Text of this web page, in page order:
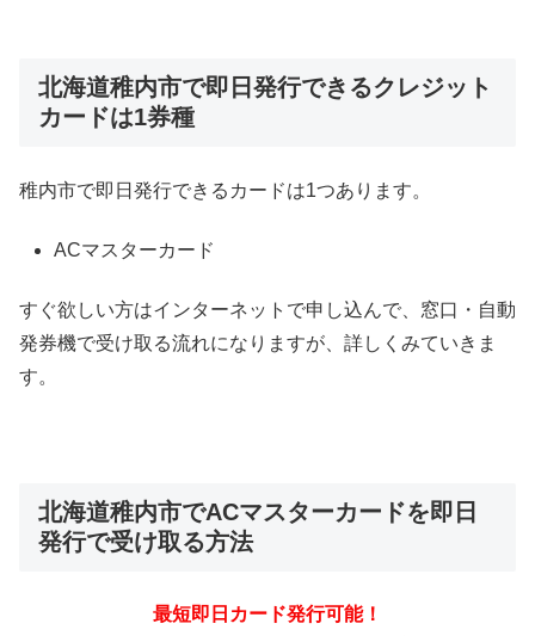
北海道稚内市で即日発行できるクレジット
カードは1券種
稚内市で即日発行できるカードは1つあります。
ACマスターカード
すぐ欲しい方はインターネットで申し込んで、窓口・自動
発券機で受け取る流れになりますが、詳しくみていきま
す。
北海道稚内市でACマスターカードを即日
発行で受け取る方法